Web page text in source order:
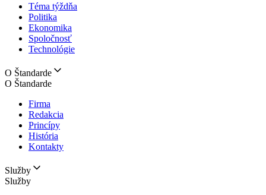
Téma týždňa
Politika
Ekonomika
Spoločnosť
Technológie
O Štandarde
O Štandarde
Firma
Redakcia
Princípy
História
Kontakty
Služby
Služby